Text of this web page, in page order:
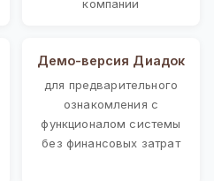
компании
Демо-версия Диадок
для предварительного
ознакомления с
функционалом системы
без финансовых затрат